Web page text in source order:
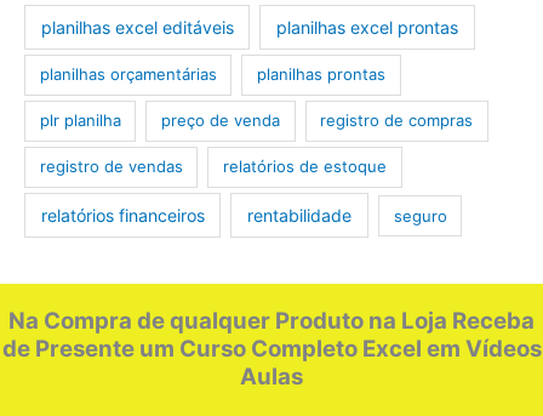
planilhas excel editáveis planilhas excel prontas
planilhas orçamentárias planilhas prontas
plr planilha preço de venda registro de compras
registro de vendas relatórios de estoque
relatórios financeiros rentabilidade seguro
Na Compra de qualquer Produto na Loja Receba
de Presente um Curso Completo Excel em Vídeos
Aulas